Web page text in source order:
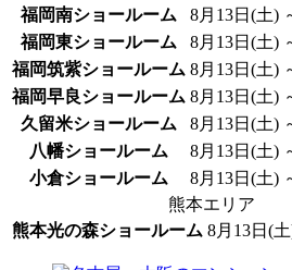
福岡南ショールーム
8月13日(土)
福岡東ショールーム
8月13日(土)
福岡筑紫ショールーム 8月13日(土)
福岡早良ショールーム 8月13日(土)
久留米ショールーム
8月13日(土)
八幡ショールーム
8月13日(土)
小倉ショールーム
8月13日(土)
熊本エリア
熊本光の森ショールーム 8月13日(